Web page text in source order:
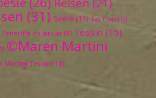
(31) Seele (11) Tai Chi (10)
Teneriffa im Januar (9) Tessin (15)
©Maren Martini
Martini Tessin (10)